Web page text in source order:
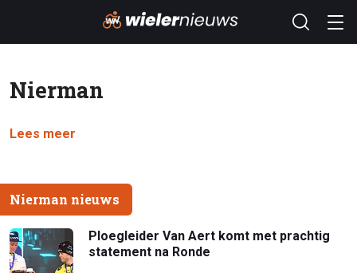
Nierman
Lees meer
Nierman nieuws
Ploegleider Van Aert komt met prachtig
statement na Ronde